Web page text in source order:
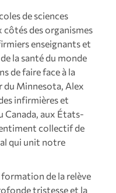
de sciences
côtés des organismes
enseignants et
la santé du monde
de faire face à la
du Minnesota, Alex
infirmières et
Canada, aux États-
collectif de
qui unit notre
formation de la relève
tristesse et la